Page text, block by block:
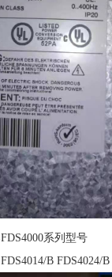
系列型号
B FDS4024/